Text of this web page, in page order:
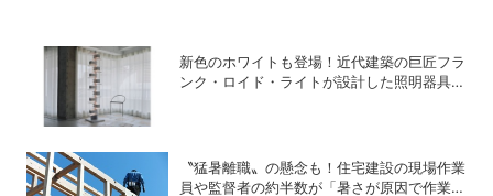
新色のホワイトも登場！近代建築の巨匠フラ
ンク・ロイド・ライトが設計した照明器具の
〝猛暑離職〟の懸念も！住宅建設の現場作業
員や監督者の約半数が「暑さが原因で作業や